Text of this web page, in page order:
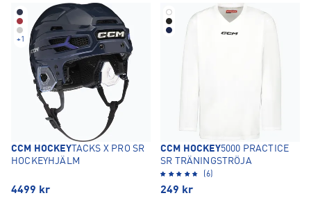
+1
CCM HOCKEYTACKS X PRO SR
HOCKEYHJÄLM
4499 kr
CCM HOCKEY5000 PRACTICE
SR TRÄNINGSTRÖJA
(6)
249 kr